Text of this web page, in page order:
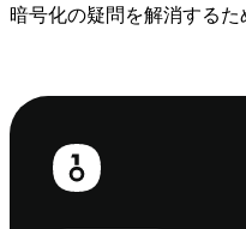
暗号化の疑問を解消するた
フ